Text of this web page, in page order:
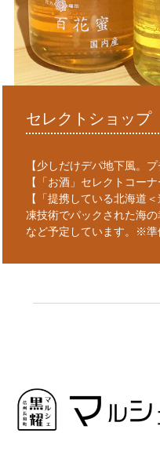
セレクトショップ
【少しだけデパ地下風。
【「お酒」セレクトコーナ
【「提携している北海道
凍技術でパックされた海の
など予定しています。※準